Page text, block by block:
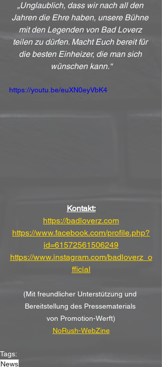
„Unglaublich, dass wir nach all den
Jahren die Ehre haben, unsere Bühne
mit den Legenden von Bad Loverz
teilen zu dürfen. Macht Euch bereit für
die besten Einheizer, die man sich
wünschen kann.“
https://youtu.be/euXN0eyVbK4
Kontakt:
https://badloverz.com
https://www.facebook.com/profile.php?
id=61572561506249
https://www.instagram.com/badloverz_o
fficial
(Mit freundlicher Unterstützung und
Bereitstellung des Pressematerials
von Promotion-Werft)
NoRush-WebZine
Tags:
News